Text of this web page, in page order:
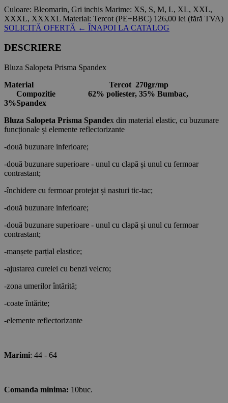
Culoare: Bleomarin, Gri inchis Marime: XS, S, M, L, XL, XXL,
XXXL, XXXXL Material: Tercot (PE+BBC) 126,00 lei (fără TVA)
SOLICITĂ OFERTĂ ← ÎNAPOI LA CATALOG
DESCRIERE
Bluza Salopeta Prisma Spandex
Material Tercot 270gr/mp
Compozitie
62% poliester, 35% Bumbac,
3%Spandex
Bluza Salopeta Prisma Spandex din material elastic, cu buzunare
funcționale și elemente reflectorizante
-două buzunare inferioare;
-două buzunare superioare - unul cu clapă și unul cu fermoar
contrastant;
-închidere cu fermoar protejat și nasturi tic-tac;
-două buzunare inferioare;
-două buzunare superioare - unul cu clapă și unul cu fermoar
contrastant;
-manșete parțial elastice;
-ajustarea curelei cu benzi velcro;
-zona umerilor întărită;
-coate întărite;
-elemente reflectorizante
Marimi: 44 - 64
Comanda minima: 10buc.